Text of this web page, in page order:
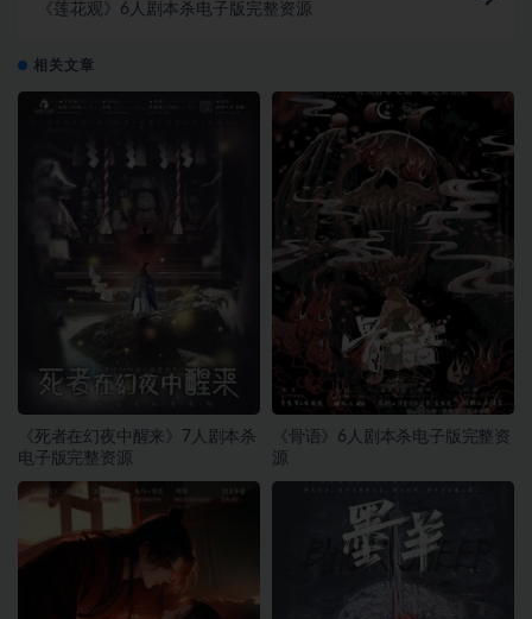
《莲花观》6人剧本杀电子版完整资源
相关文章
《死者在幻夜中醒来》7人剧本杀
电子版完整资源
《骨语》6人剧本杀电子版完整资
源